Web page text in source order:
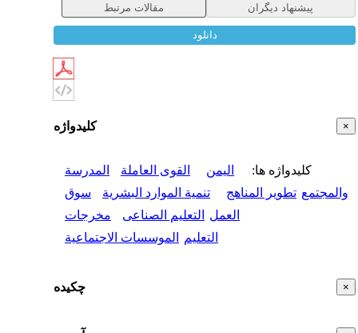
مقالات مرتبط پیشنهاد دیگران
دانلود
× کلیدواژه
کلیدواژه ها: الیمن القوی العاملة
المدرسة
والمجتمع تطویر المناهج تنمیة الموارد البشریة
سوق
العمل
التعلیم الصناعی
مخرجات
التعلیم
الموسسات الاجتماعیة
× چکیده